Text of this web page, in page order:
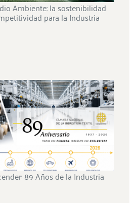
Ambiente: la sostenibilidad
para la Industria
89 Años de la Industria